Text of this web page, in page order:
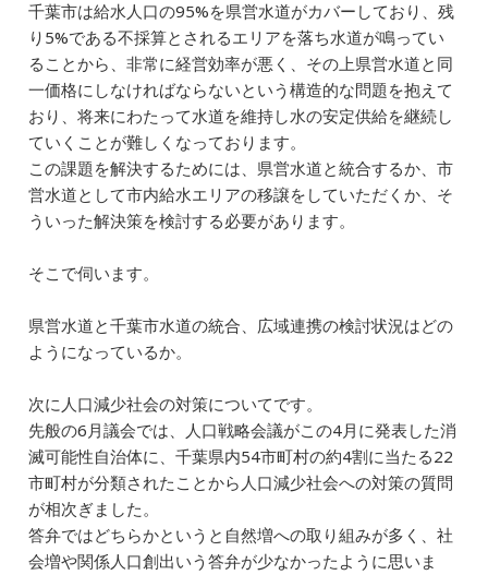
千葉市は給水人口の95%を県営水道がカバーしており、残
り5%である不採算とされるエリアを落ち水道が鳴ってい
ることから、非常に経営効率が悪く、その上県営水道と同
一価格にしなければならないという構造的な問題を抱えて
おり、将来にわたって水道を維持し水の安定供給を継続し
ていくことが難しくなっております。
この課題を解決するためには、県営水道と統合するか、市
営水道として市内給水エリアの移譲をしていただくか、そ
ういった解決策を検討する必要があります。
そこで伺います。
県営水道と千葉市水道の統合、広域連携の検討状況はどの
ようになっているか。
次に人口減少社会の対策についてです。
先般の6月議会では、人口戦略会議がこの4月に発表した消
滅可能性自治体に、千葉県内54市町村の約4割に当たる22
市町村が分類されたことから人口減少社会への対策の質問
が相次ぎました。
答弁ではどちらかというと自然増への取り組みが多く、社
会増や関係人口創出いう答弁が少なかったように思いま